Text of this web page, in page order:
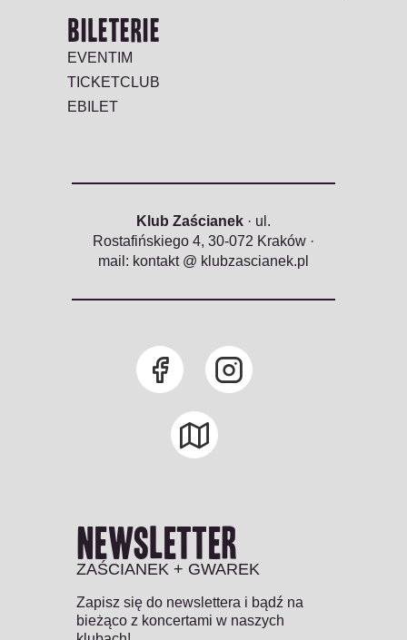
BILETERIE
EVENTIM
TICKETCLUB
EBILET
Klub Zaścianek · ul.
Rostafińskiego 4, 30-072 Kraków ·
mail: kontakt @ klubzascianek.pl
newsletter
ZAŚCIANEK + GWAREK
Zapisz się do newslettera i bądź na
bieżąco z koncertami w naszych